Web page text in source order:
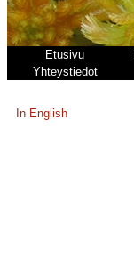
Etusivu
Yhteystiedot
In English